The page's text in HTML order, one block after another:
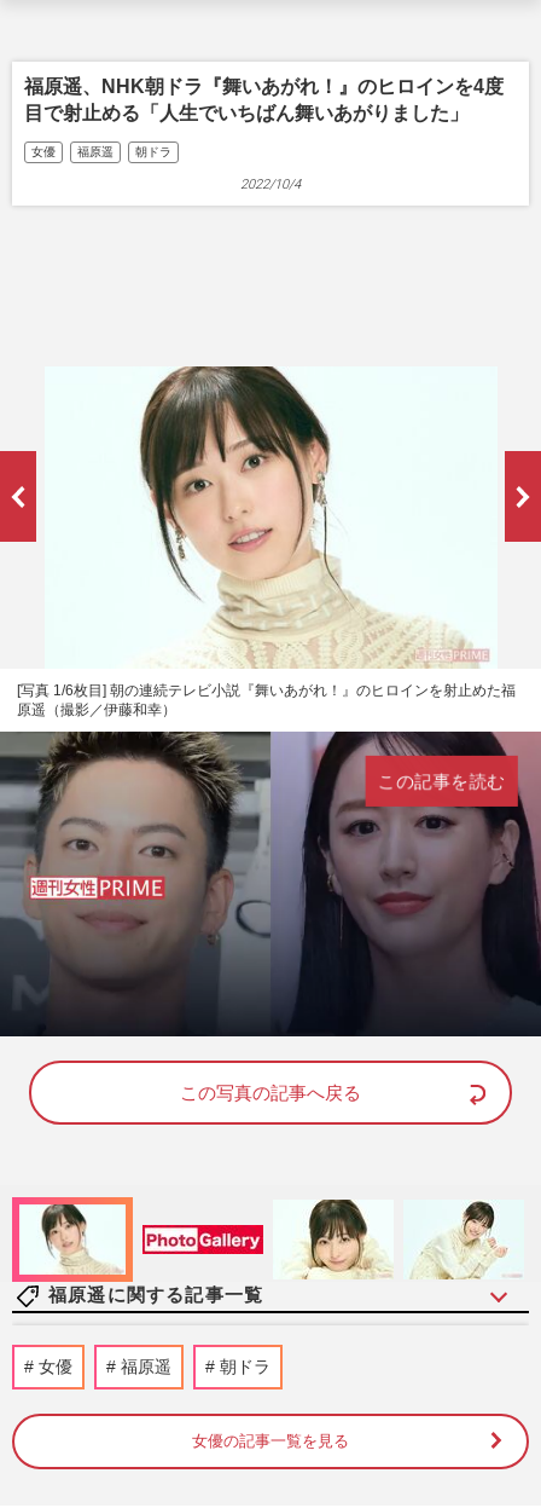
福原遥、NHK朝ドラ『舞いあがれ！』のヒロインを4度
目で射止める「人生でいちばん舞いあがりました」
女優 福原遥 朝ドラ
2022/10/4
[写真 1/6枚目] 朝の連続テレビ小説『舞いあがれ！』のヒロインを射止めた福
原遥（撮影／伊藤和幸）
n
u
o
d
:
この記事を読む
この写真の記事へ戻る
福原遥に関する記事一覧
《夏ドラマ“がっかり”ランキング》林遣
都、成田凌作品を抑えた1位は「シリーズ
週刊女性2025年8月12日号 2025/8/5
女優 福原遥 朝ドラ
女優の記事一覧を見る